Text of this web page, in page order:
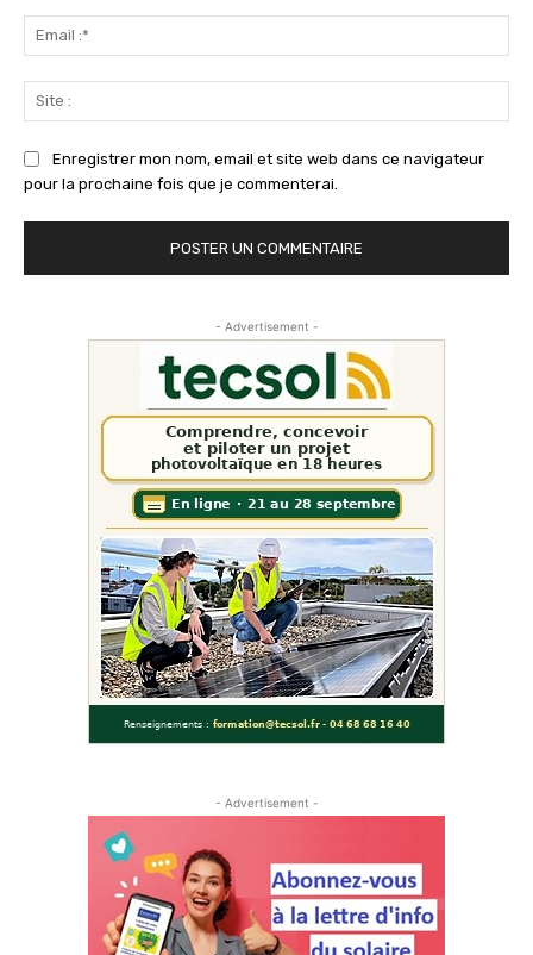
Enregistrer mon nom, email et site web dans ce navigateur
pour la prochaine fois que je commenterai.
- Advertisement -
- Advertisement -